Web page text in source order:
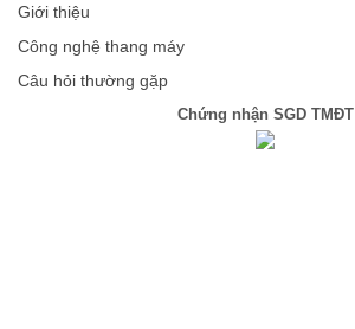
Giới thiệu
Công nghệ thang máy
Câu hỏi thường gặp
Chứng nhận SGD TMĐT